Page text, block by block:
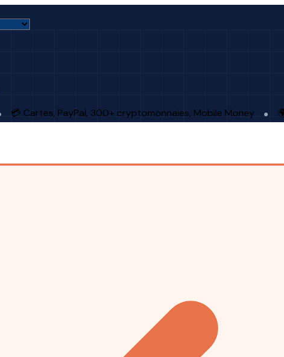
💳 Cartes, PayPal, 300+ cryptomonnaies, Mobile Money